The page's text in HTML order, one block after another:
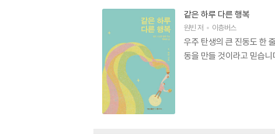
같은 하루 다른 행복
원빈저 이층버스
우주 탄생의 큰 진동도 한
동을 만들 것이라고 믿습니